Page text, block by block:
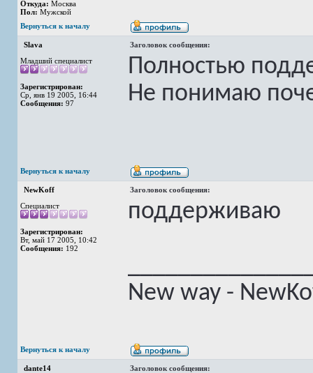
Откуда: Москва
Пол: Мужской
Вернуться к началу
Slava
Заголовок сообщения:
Младший специалист
Зарегистрирован:
Ср, янв 19 2005, 16:44
Сообщения: 97
Полностью
Не понимаю
Вернуться к началу
NewKoff
Заголовок сообщения:
Специалист
Зарегистрирован:
Вт, май 17 2005, 10:42
Сообщения: 192
поддерживаю
New way -
Вернуться к началу
dante14
Заголовок сообщения: